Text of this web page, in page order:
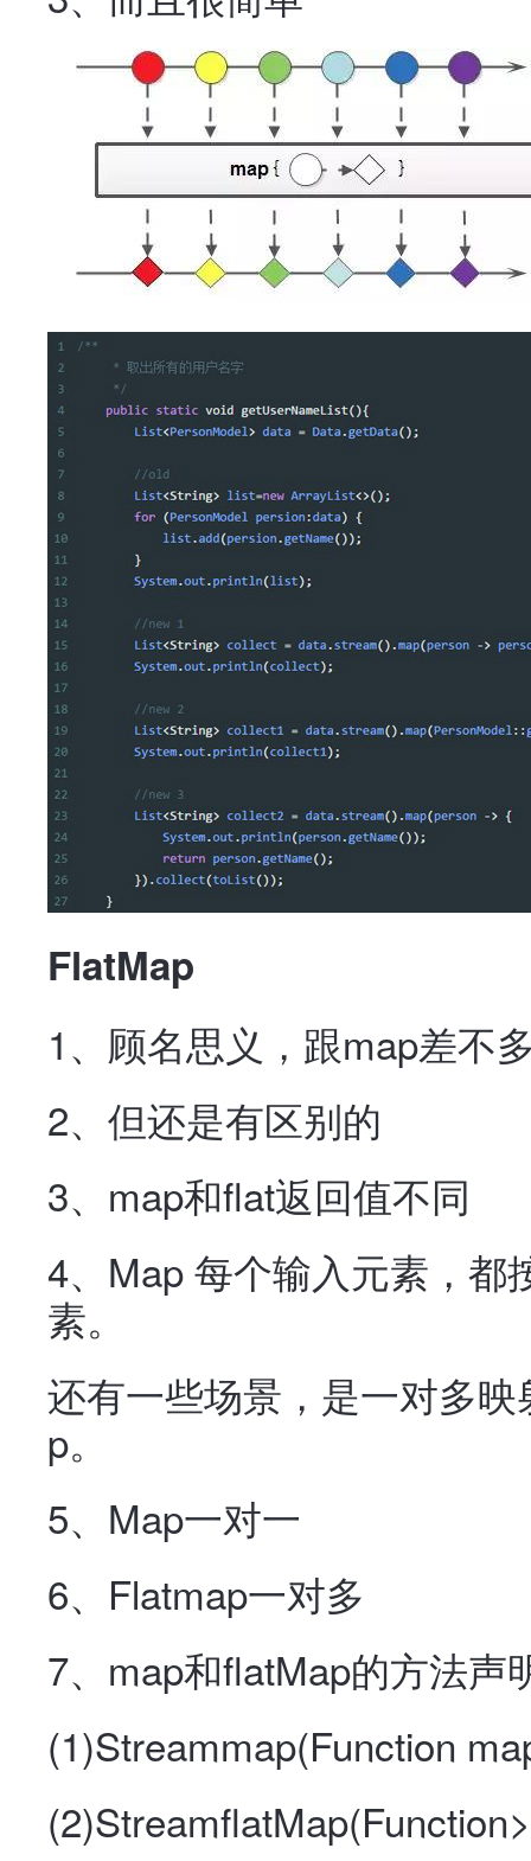
FlatMap
1、顾名思义，跟map差不
2、但还是有区别的
3、map和flat返回值不同
4、Map 每个输入元素，都
素。
还有一些场景，是一对多
p。
5、Map一对一
6、Flatmap一对多
7、map和flatMap的方法声
(1)Streammap(Function
(2)Stream